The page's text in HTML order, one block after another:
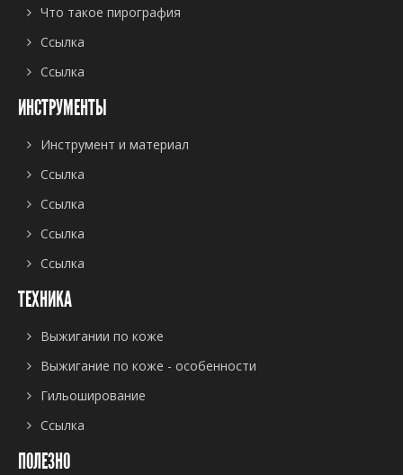
Что такое пирография
Ссылка
Ссылка
ИНСТРУМЕНТЫ
Инструмент и материал
Ссылка
Ссылка
Ссылка
Ссылка
ТЕХНИКА
Выжигании по коже
Выжигание по коже - особенности
Гильоширование
Ссылка
ПОЛЕЗНО